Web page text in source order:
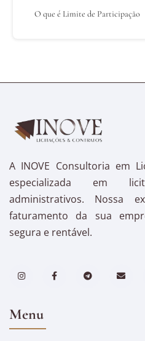
O que é Limite de Participação
A INOVE Consultoria em
especializada em
administrativos. Nossa
faturamento da sua
segura e rentável.
Menu